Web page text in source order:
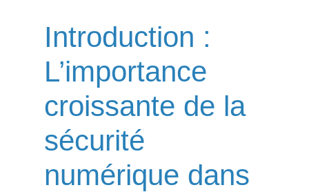
Introduction :
L’importance
croissante de la
sécurité
numérique dans